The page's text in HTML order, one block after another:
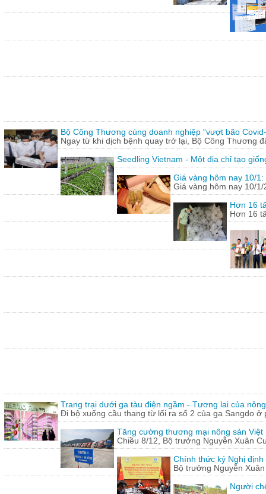
Bộ Công Thương cùng doanh nghiệp “vượt bão
Ngay từ khi dịch bệnh quay trở lại, Bộ Công Thương
Seedling Vietnam - Một địa chỉ tạo
Giá vàng hôm nay 10/
Giá vàng hôm nay 10/
Hơn 16
Hơn 16
Trang trại dưới ga tàu điện ngầm - Tương lai của
Đi bộ xuống cầu thang từ lối ra số 2 của ga Sangdo ở
Tăng cường thương mại nông sản Việt
Chiều 8/12, Bộ trưởng Nguyễn Xuân
Chính thức ký Nghị
Bộ trưởng Nguyễn
Người